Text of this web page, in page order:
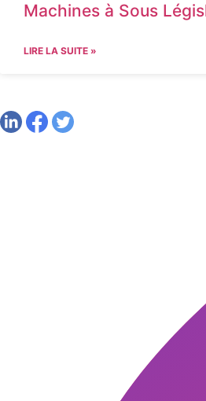
Machines à Sous
LIRE LA SUITE »